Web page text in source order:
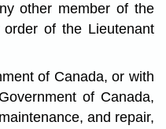
other member of the
of the Lieutenant
of Canada, or with
of Canada,
and repair,